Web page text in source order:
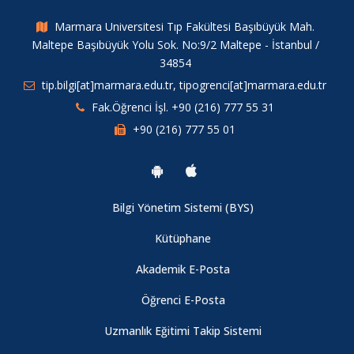
Vefat
Fakültemiz İç Hastalıkları Anabilim Dalı, Romatoloji Bilim Dalı
Başkanı Prof.Dr. Rafi Haner Direskeneli’nin de yazarları
arasında bulunduğu “A disease -associated gene desert
Burs Duyurusu - Üniversitelerde ESPS Burs Projesi’nin (Yüksek
Marmara Universitesi Tıp Fakültesi Başıbüyük Mah.
Maltepe Başıbüyük Yolu Sok. No:9/2 Maltepe - İstanbul /
34854
tip.bilgi[at]marmara.edu.tr, tipogrenci[at]marmara.edu.tr
Fak.Öğrenci İşl. +90 (216) 777 55 31
+90 (216) 777 55 01
Bilgi Yönetim Sistemi (BYS)
Kütüphane
Akademik E-Posta
Öğrenci E-Posta
Uzmanlık Eğitimi Takip Sistemi